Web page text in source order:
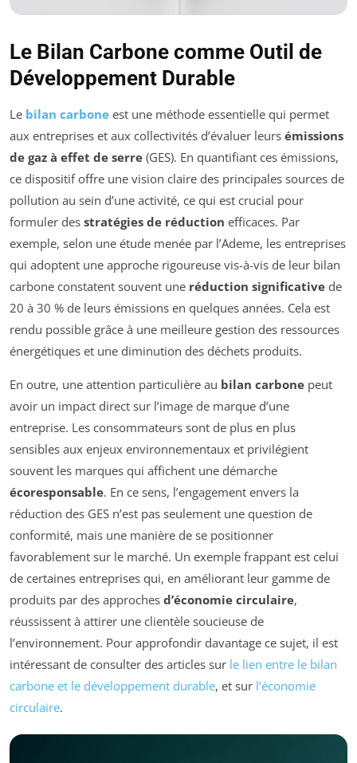
Le Bilan Carbone comme Outil de
Développement Durable
Le bilan carbone est une méthode essentielle qui permet
aux entreprises et aux collectivités d’évaluer leurs émissions
de gaz à effet de serre (GES). En quantifiant ces émissions,
ce dispositif offre une vision claire des principales sources de
pollution au sein d’une activité, ce qui est crucial pour
formuler des stratégies de réduction efficaces. Par
exemple, selon une étude menée par l’Ademe, les entreprises
qui adoptent une approche rigoureuse vis-à-vis de leur bilan
carbone constatent souvent une réduction significative de
20 à 30 % de leurs émissions en quelques années. Cela est
rendu possible grâce à une meilleure gestion des ressources
énergétiques et une diminution des déchets produits.
En outre, une attention particulière au bilan carbone peut
avoir un impact direct sur l’image de marque d’une
entreprise. Les consommateurs sont de plus en plus
sensibles aux enjeux environnementaux et privilégient
souvent les marques qui affichent une démarche
écoresponsable. En ce sens, l’engagement envers la
réduction des GES n’est pas seulement une question de
conformité, mais une manière de se positionner
favorablement sur le marché. Un exemple frappant est celui
de certaines entreprises qui, en améliorant leur gamme de
produits par des approches d’économie circulaire,
réussissent à attirer une clientèle soucieuse de
l’environnement. Pour approfondir davantage ce sujet, il est
intéressant de consulter des articles sur le lien entre le bilan
carbone et le développement durable, et sur l’économie
circulaire.